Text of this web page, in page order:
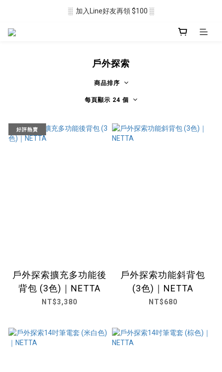
░  新會員註冊送 $50 ░
░  加入Line好友再領 $100 ░
戶外探索
商品排序
每頁顯示 24 個
好評熱賣
戶外探索擴充多功能後
背包 (3色)｜NETTA
NT$3,380
戶外探索功能斜背包
(3色)｜NETTA
NT$680